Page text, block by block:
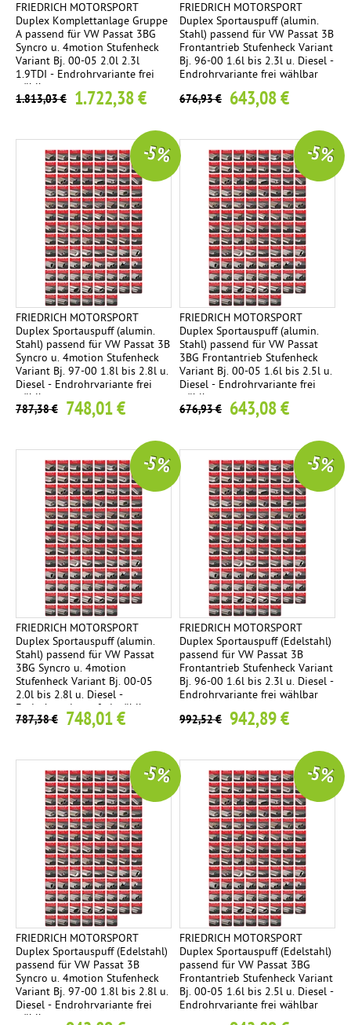
FRIEDRICH MOTORSPORT
Duplex Komplettanlage Gruppe
A passend für VW Passat 3BG
Syncro u. 4motion Stufenheck
Variant Bj. 00-05 2.0l 2.3l
1.9TDI - Endrohrvariante frei
wählbar
1.813,03 € 1.722,38 €
FRIEDRICH MOTORSPORT
Duplex Sportauspuff (alumin.
Stahl) passend für VW Passat 3B
Frontantrieb Stufenheck Variant
Bj. 96-00 1.6l bis 2.3l u. Diesel -
Endrohrvariante frei wählbar
676,93 € 643,08 €
FRIEDRICH MOTORSPORT
Duplex Sportauspuff (alumin.
Stahl) passend für VW Passat 3B
Syncro u. 4motion Stufenheck
Variant Bj. 97-00 1.8l bis 2.8l u.
Diesel - Endrohrvariante frei
wählbar
787,38 € 748,01 €
-5 %
FRIEDRICH MOTORSPORT
Duplex Sportauspuff (alumin.
Stahl) passend für VW Passat
3BG Frontantrieb Stufenheck
Variant Bj. 00-05 1.6l bis 2.5l u.
Diesel - Endrohrvariante frei
wählbar
676,93 € 643,08 €
-5 %
FRIEDRICH MOTORSPORT
Duplex Sportauspuff (alumin.
Stahl) passend für VW Passat
3BG Syncro u. 4motion
Stufenheck Variant Bj. 00-05
2.0l bis 2.8l u. Diesel -
Endrohrvariante frei wählbar
787,38 € 748,01 €
-5 %
FRIEDRICH MOTORSPORT
Duplex Sportauspuff (Edelstahl)
passend für VW Passat 3B
Frontantrieb Stufenheck Variant
Bj. 96-00 1.6l bis 2.3l u. Diesel -
Endrohrvariante frei wählbar
992,52 € 942,89 €
-5 %
FRIEDRICH MOTORSPORT
Duplex Sportauspuff (Edelstahl)
passend für VW Passat 3B
Syncro u. 4motion Stufenheck
Variant Bj. 97-00 1.8l bis 2.8l u.
Diesel - Endrohrvariante frei
wählbar
-5 %
FRIEDRICH MOTORSPORT
Duplex Sportauspuff (Edelstahl)
passend für VW Passat 3BG
Frontantrieb Stufenheck Variant
Bj. 00-05 1.6l bis 2.5l u. Diesel -
Endrohrvariante frei wählbar
-5 %